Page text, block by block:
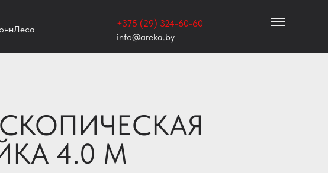
Леса
+375 (29) 324-60-60
info@areka.by
4.0 М